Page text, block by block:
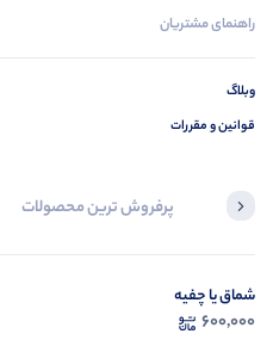
راهنمای مشتریان
وبلاگ
قوانین و مقررات
پرفروش ترین محصولات
شماق یا چفیه
600,000